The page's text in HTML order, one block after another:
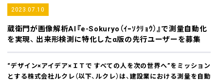
2023.07.10
蔵衛門が画像解析AI『e-Sokuryo（ｲｰｿｸﾘｮｳ）』で測量自動化
を実現、 出来形検測に特化したα版の先行ユーザーを募集
“デザイン×アイデア×ＩＴで すべての人を次の世界へ”をミッション
とする株式会社ルクレ（以下、ルクレ）は、建設業における測量を自動